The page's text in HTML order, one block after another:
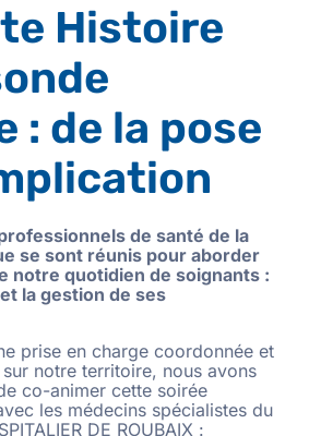
Histoire
: de la pose
de santé de la
se sont réunis pour aborder
notre quotidien de soignants :
la gestion de ses
prise en charge coordonnée et
notre territoire, nous avons
co-animer cette soirée
les médecins spécialistes du
DE ROUBAIX :